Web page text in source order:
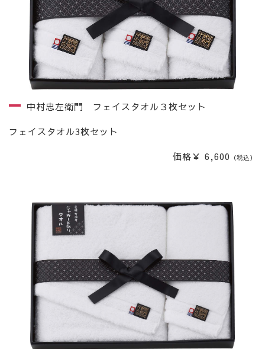
中村忠左衛門 フェイスタオル３枚セット
フェイスタオル3枚セット
価格￥ 6,600 （税込）